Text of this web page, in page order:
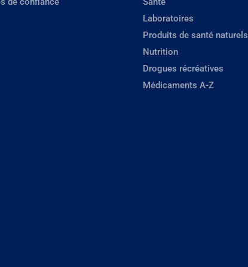
Laboratoires
Produits de santé naturels
Nutrition
Drogues récréatives
Médicaments A-Z